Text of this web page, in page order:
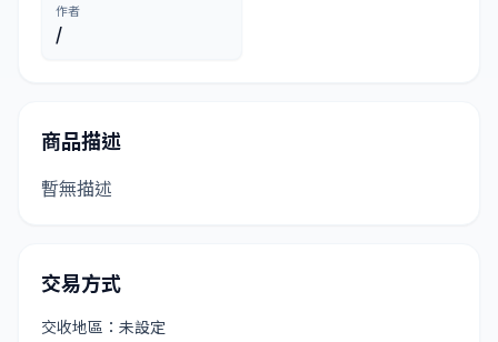
作者
/
商品描述
暫無描述
交易方式
交收地區：未設定